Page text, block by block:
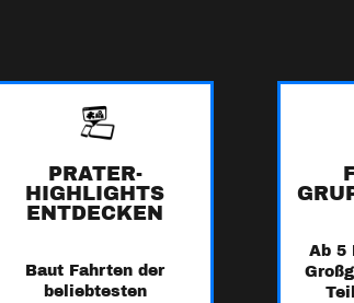
PRATER-
HIGHLIGHTS
ENTDECKEN
Baut Fahrten der
beliebtesten
Ab 5